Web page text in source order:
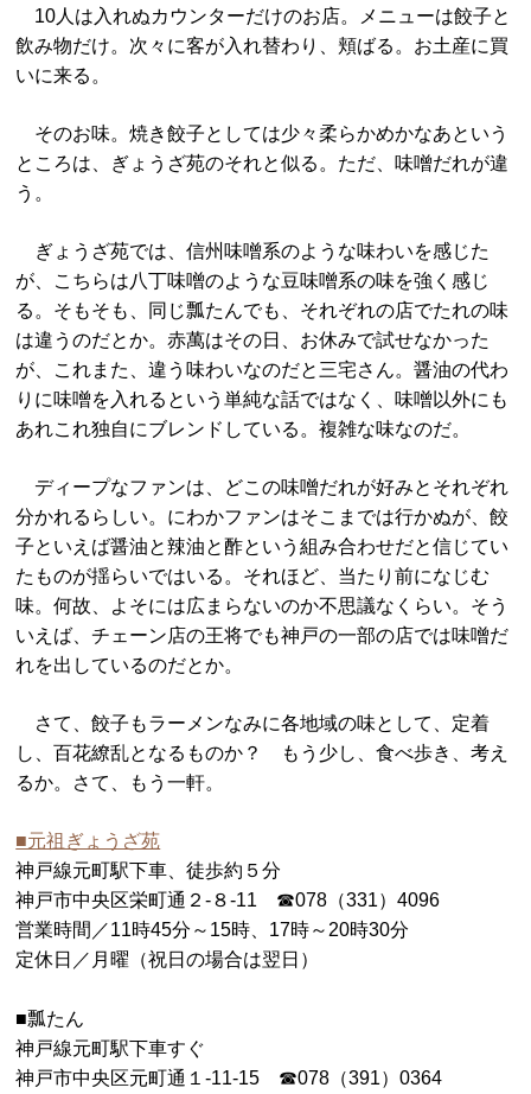
10人は入れぬカウンターだけのお店。メニューは餃子と
飲み物だけ。次々に客が入れ替わり、頬ばる。お土産に買
いに来る。
そのお味。焼き餃子としては少々柔らかめかなあという
ところは、ぎょうざ苑のそれと似る。ただ、味噌だれが違
う。
ぎょうざ苑では、信州味噌系のような味わいを感じた
が、こちらは八丁味噌のような豆味噌系の味を強く感じ
る。そもそも、同じ瓢たんでも、それぞれの店でたれの味
は違うのだとか。赤萬はその日、お休みで試せなかった
が、これまた、違う味わいなのだと三宅さん。醤油の代わ
りに味噌を入れるという単純な話ではなく、味噌以外にも
あれこれ独自にブレンドしている。複雑な味なのだ。
ディープなファンは、どこの味噌だれが好みとそれぞれ
分かれるらしい。にわかファンはそこまでは行かぬが、餃
子といえば醤油と辣油と酢という組み合わせだと信じてい
たものが揺らいではいる。それほど、当たり前になじむ
味。何故、よそには広まらないのか不思議なくらい。そう
いえば、チェーン店の王将でも神戸の一部の店では味噌だ
れを出しているのだとか。
さて、餃子もラーメンなみに各地域の味として、定着
し、百花繚乱となるものか？ もう少し、食べ歩き、考え
るか。さて、もう一軒。
■元祖ぎょうざ苑
神戸線元町駅下車、徒歩約５分
神戸市中央区栄町通２-８-11 ☎078（331）4096
営業時間／11時45分～15時、17時～20時30分
定休日／月曜（祝日の場合は翌日）
■瓢たん
神戸線元町駅下車すぐ
神戸市中央区元町通１-11-15 ☎078（391）0364